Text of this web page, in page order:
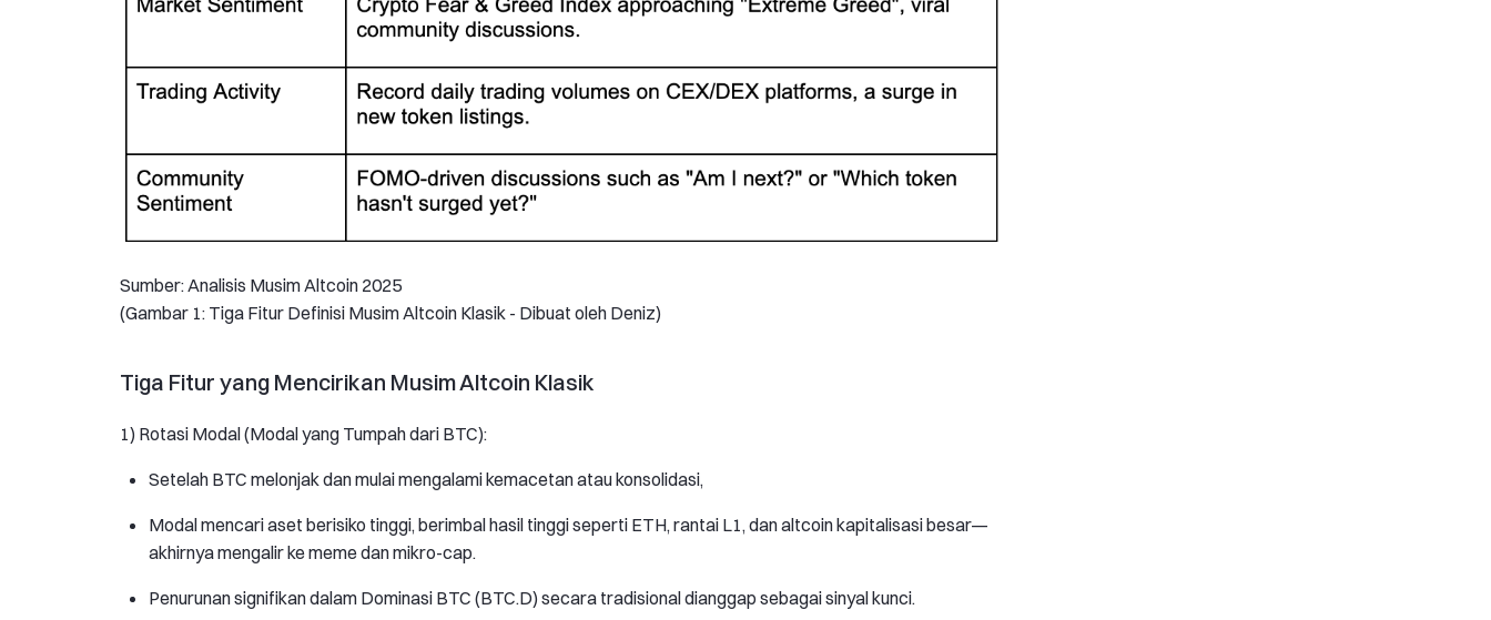
Sumber: Analisis Musim Altcoin 2025
(Gambar 1: Tiga Fitur Definisi Musim Altcoin Klasik - Dibuat oleh Deniz)
Tiga Fitur yang Mencirikan Musim Altcoin Klasik
1) Rotasi Modal (Modal yang Tumpah dari BTC):
Setelah BTC melonjak dan mulai mengalami kemacetan atau konsolidasi,
Modal mencari aset berisiko tinggi, berimbal hasil tinggi seperti ETH, rantai L1, dan altcoin kapitalisasi besar—
akhirnya mengalir ke meme dan mikro-cap.
Penurunan signifikan dalam Dominasi BTC (BTC.D) secara tradisional dianggap sebagai sinyal kunci.